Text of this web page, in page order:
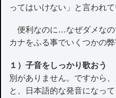
ってはいけない」と言われて
便利なのに…なぜダメな
カナをふる事でいくつかの
１）子音をしっかり歌おう
別がありません。ですから
と、日本語的な発音になっ